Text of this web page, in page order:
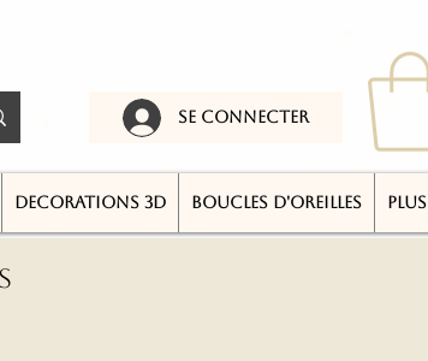
se connecter
DECORATIONS 3D BOUCLES D'OREILLES plus